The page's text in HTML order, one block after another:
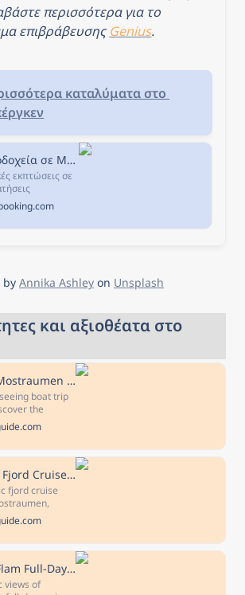
περισσότερα για το
επιβράβευσης Genius.
καταλύματα στο
300 ξενοδοχεία σε Μπέργκεν, Νορβηγία.
εκπτώσεις σε
σε Μπέργκεν,
Διαθεσιμότητα
τιμές.
σας.
by Annika Ashley on Unsplash
και αξιοθέατα στο
From Bergen: Mostraumen Fjord and Waterfall Cruise
boat trip
the
landscapes of
fjords.
long
narrow
Bergen: Scenic Fjord Cruise to Mostraumen
fjord cruise
Osterfjord.
like
of
and the
From Bergen: Flam Full-Day Cruise to Sognefjord
views of